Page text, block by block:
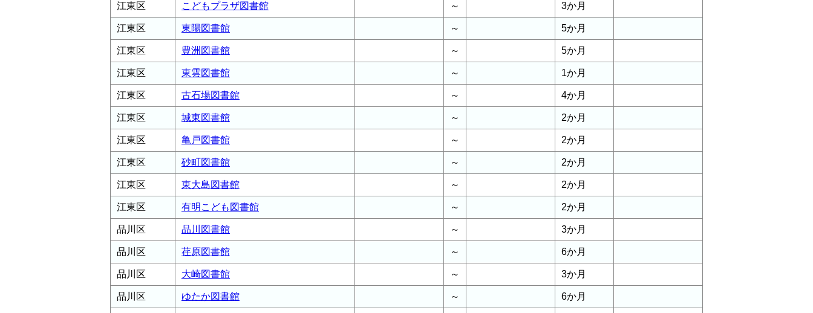
江東区 こどもプラザ図書館 ～ 3か月
江東区 東陽図書館 ～ 5か月
江東区 豊洲図書館 ～ 5か月
江東区 東雲図書館 ～ 1か月
江東区 古石場図書館 ～ 4か月
江東区 城東図書館 ～ 2か月
江東区 亀戸図書館 ～ 2か月
江東区 砂町図書館 ～ 2か月
江東区 東大島図書館 ～ 2か月
江東区 有明こども図書館 ～ 2か月
品川区 品川図書館 ～ 3か月
品川区 荏原図書館 ～ 6か月
品川区 大崎図書館 ～ 3か月
品川区 ゆたか図書館 ～ 6か月